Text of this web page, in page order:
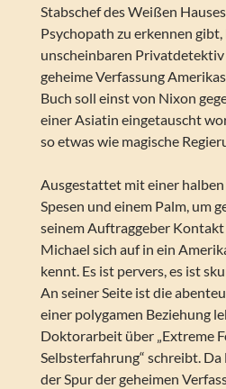
Stabschef des Weißen
Psychopath zu erkennen
unscheinbaren
geheime Verfassung
Buch soll einst von Nixon
einer Asiatin eingetauscht
so etwas wie magische
Ausgestattet mit einer
Spesen und einem Palm, um
seinem Auftraggeber
Michael sich auf in ein
kennt. Es ist pervers, es ist
An seiner Seite ist die
einer polygamen Beziehung
Doktorarbeit über „Extreme
Selbsterfahrung“ schreibt.
der Spur der geheimen